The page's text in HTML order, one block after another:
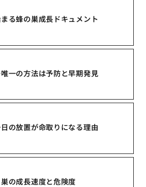
る蜂の巣成長ドキュメント
一の方法は予防と早期発見
の放置が命取りになる理由
の成長速度と危険度